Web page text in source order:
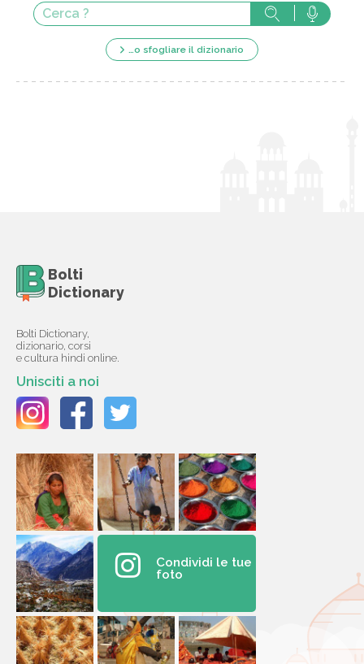
…o sfogliare il dizionario
Bolti
Dictionary
Bolti Dictionary,
dizionario, corsi
e cultura hindi online.
Unisciti a noi
Condividi le tue
foto